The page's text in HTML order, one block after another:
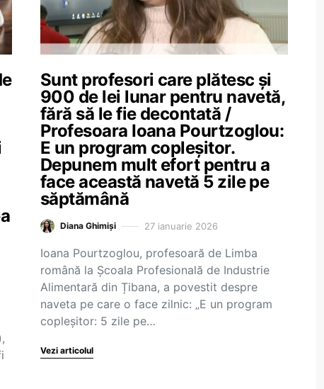
Sunt profesori care plătesc și
900 de lei lunar pentru navetă,
fără să le fie decontată /
Profesoara Ioana Pourtzoglou:
E un program copleșitor.
Depunem mult efort pentru a
face această navetă 5 zile pe
săptămână
Diana Ghimiși 27 ianuarie 2026
Ioana Pourtzoglou, profesoară de Limba
română la Școala Profesională de Industrie
Alimentară din Țibana, a povestit despre
naveta pe care o face zilnic: „E un program
copleșitor: 5 zile pe…
Vezi articolul